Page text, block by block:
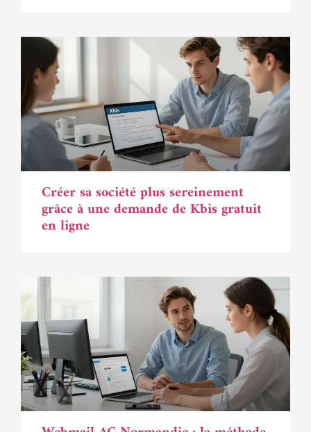
Créer sa société plus sereinement
grâce à une demande de Kbis gratuit
en ligne